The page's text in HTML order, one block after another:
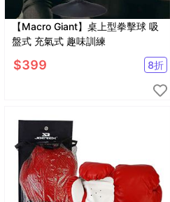
【Macro Giant】桌上型拳擊球 吸
盤式 充氣式 趣味訓練
$399 8折